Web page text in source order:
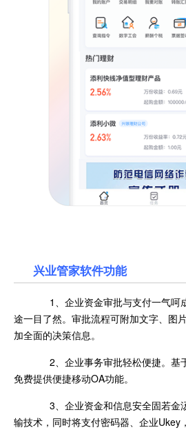
兴业管家软件功能
1、企业资金审批与支付一气呵
途一目了然。审批流程可附加文字、图
加全面的决策信息。
2、企业事务审批轻松便捷。基
免费提供便捷移动OA功能。
3、企业资金和信息安全固若金
输技术，同时将支付密码器、企业Ukey